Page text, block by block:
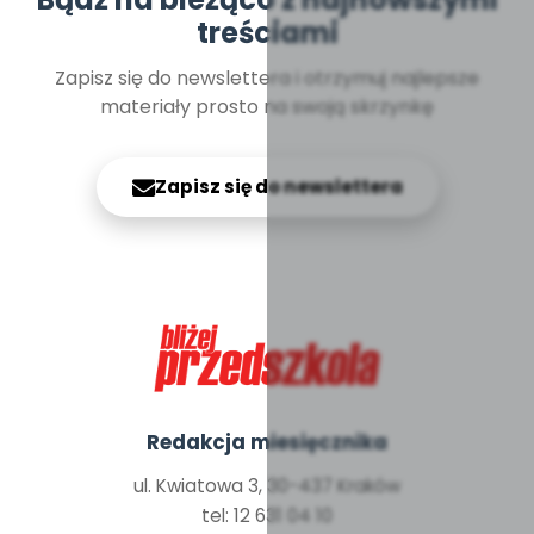
treściami
Zapisz się do newslettera i otrzymuj najlepsze
materiały prosto na swoją skrzynkę
Zapisz się do newslettera
Redakcja miesięcznika
ul. Kwiatowa 3, 30-437 Kraków
tel: 12 631 04 10